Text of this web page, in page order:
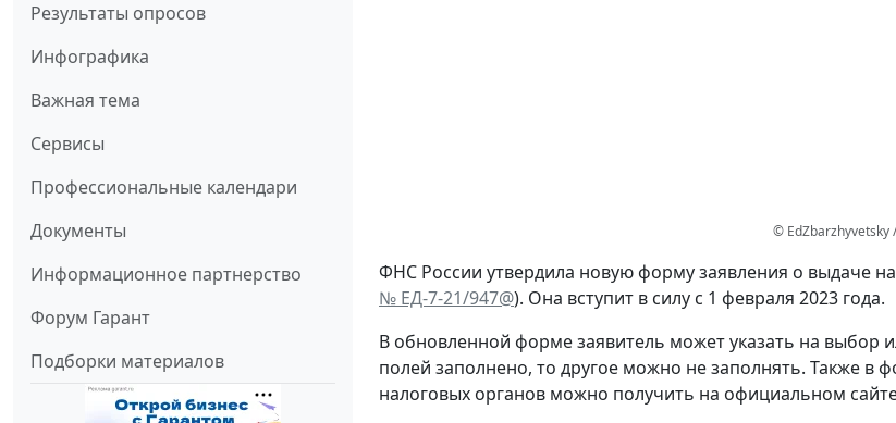
Результаты опросов
Инфографика
Важная тема
Сервисы
Профессиональные календари
Документы
Информационное партнерство
Форум Гарант
Подборки материалов
©
ФНС России утвердила новую форму заявления о выдаче
№ ЕД-7-21/947@). Она вступит в силу с 1 февраля 2023 года.
В обновленной форме заявитель может указать на выбор
полей заполнено, то другое можно не заполнять. Также
налоговых органов можно получить на официальном